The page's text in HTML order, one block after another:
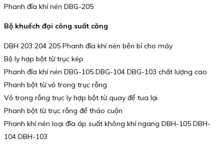
Phanh đĩa khí nén DBG-205
Bộ khuếch đại công suất căng
DBH 203 204 205 Phanh đĩa khí nén bền bỉ cho máy
Bộ ly hợp bột từ trục kép
Phanh đĩa khí nén DBG-105 DBG-104 DBG-103 chất lượng cao
Phanh bột từ vỏ trong trục rỗng
Vỏ trong rỗng trục ly hợp bột từ quay để tua lại
Phanh bột từ trục rỗng để tháo cuộn
Phanh khí nén loại đĩa áp suất không khí ngang DBH-105 DBH-
104 DBH-103